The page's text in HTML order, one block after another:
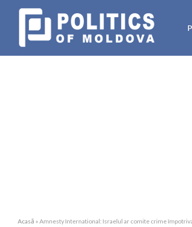
Acasă » Amnesty International: Israelul ar comite crime